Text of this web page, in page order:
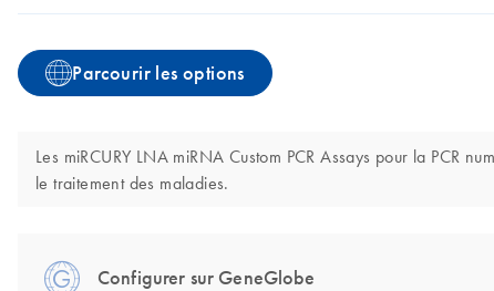
Parcourir les options
Les miRCURY LNA miRNA Custom PCR Assays pour la PCR
le traitement des maladies.
Configurer sur GeneGlobe